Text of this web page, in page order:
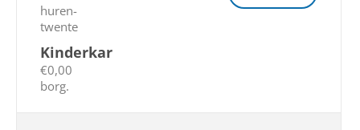
Kinderkar
€0,00
borg.